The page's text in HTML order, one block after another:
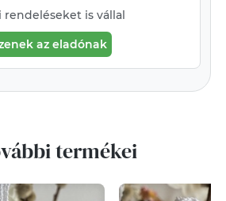
rendeléseket is vállal
az eladónak
termékei